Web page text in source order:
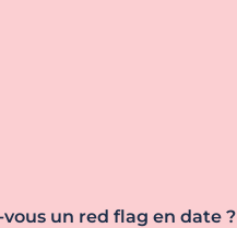
vous un red flag en date ?